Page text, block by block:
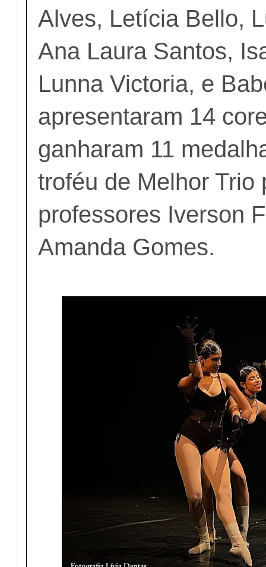
Alves, Letícia Bello,
Ana Laura Santos,
Lunna Victoria, e
apresentaram 14
ganharam 11
troféu de Melhor Trio
professores Iverson
Amanda Gomes.